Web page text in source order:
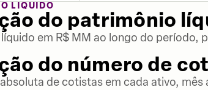
LÍQUIDO
do patrimônio
em R$ MM ao longo do período,
do número de
de cotistas em cada ativo, mês